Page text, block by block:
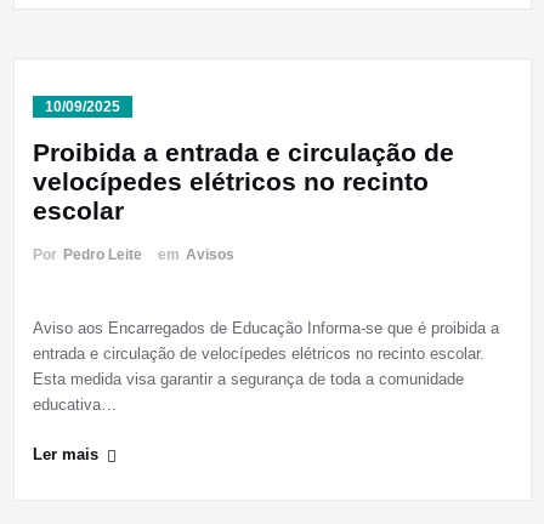
10/09/2025
Proibida a entrada e circulação de
velocípedes elétricos no recinto
escolar
Por Pedro Leite em Avisos
Aviso aos Encarregados de Educação Informa-se que é proibida a
entrada e circulação de velocípedes elétricos no recinto escolar.
Esta medida visa garantir a segurança de toda a comunidade
educativa…
Ler mais